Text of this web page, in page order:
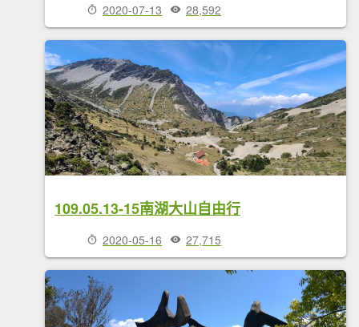
2020-07-13 28,592
109.05.13-15南湖大山自由行
2020-05-16 27,715